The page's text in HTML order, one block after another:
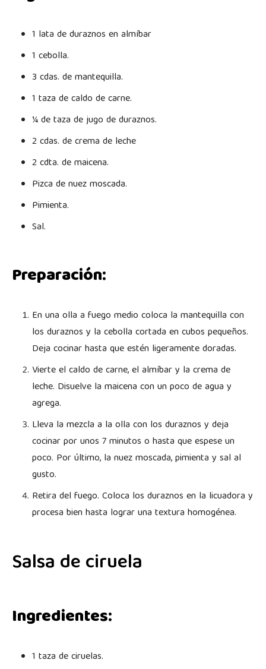
1 lata de duraznos en almíbar
1 cebolla.
3 cdas. de mantequilla.
1 taza de caldo de carne.
¼ de taza de jugo de duraznos.
2 cdas. de crema de leche
2 cdta. de maicena.
Pizca de nuez moscada.
Pimienta.
Sal.
Preparación:
En una olla a fuego medio coloca la mantequilla con
los duraznos y la cebolla cortada en cubos pequeños.
Deja cocinar hasta que estén ligeramente doradas.
Vierte el caldo de carne, el almíbar y la crema de
leche. Disuelve la maicena con un poco de agua y
agrega.
Lleva la mezcla a la olla con los duraznos y deja
cocinar por unos 7 minutos o hasta que espese un
poco. Por último, la nuez moscada, pimienta y sal al
gusto.
Retira del fuego. Coloca los duraznos en la licuadora y
procesa bien hasta lograr una textura homogénea.
Salsa de ciruela
Ingredientes:
1 taza de ciruelas.